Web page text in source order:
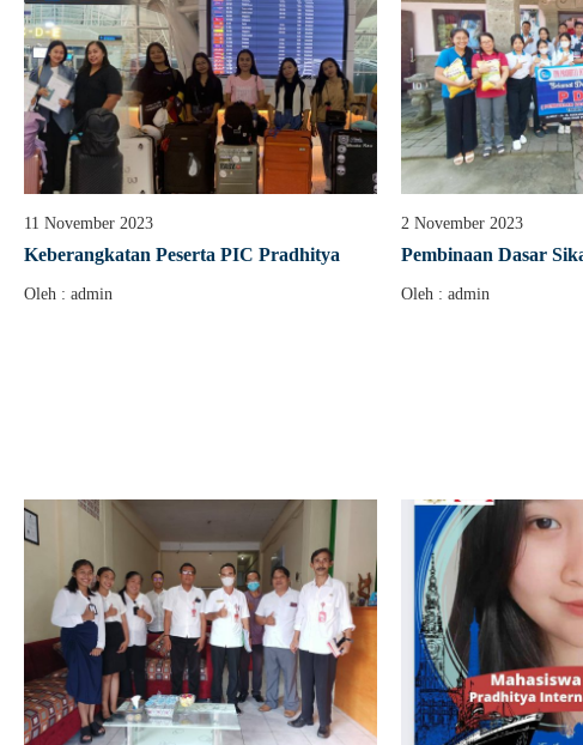
11 November 2023
Keberangkatan Peserta PIC Pradhitya
Oleh : admin
2 November 2023
Pembinaan Dasar
Oleh : admin